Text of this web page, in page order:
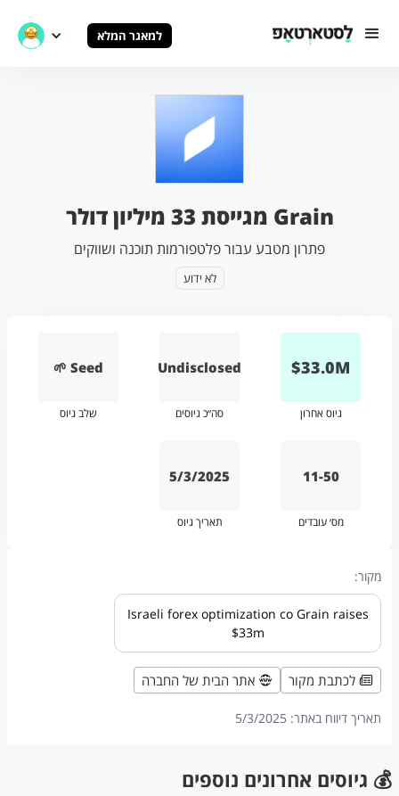
למאגר המלא
Grain מגייסת 33 מיליון דולר
פתרון מטבע עבור פלטפורמות תוכנה ושווקים
לא ידוע
M
33.0
$
גיוס אחרון
Undisclosed
סה״כ גיוסים
🌱 Seed
שלב גיוס
11-50
מס׳ עובדים
5/3/2025
תאריך גיוס
מקור:
Israeli forex optimization co Grain raises
$33m
לכתבת מקור אתר הבית של החברה
תאריך דיווח באתר: 5/3/2025
💰 גיוסים אחרונים נוספים